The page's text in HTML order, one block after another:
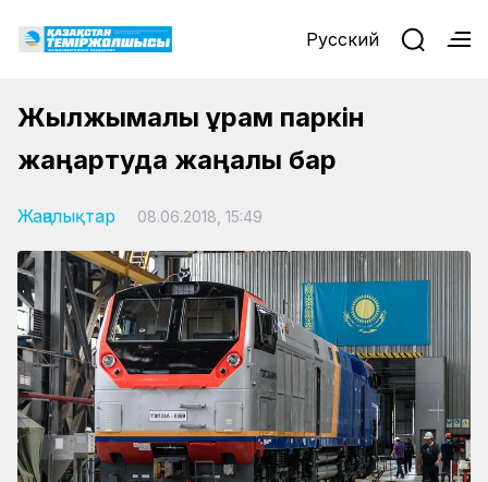
Русский
Жылжымалы құрам паркін
жаңартуда жаңалық бар
Жаңалықтар 08.06.2018, 15:49